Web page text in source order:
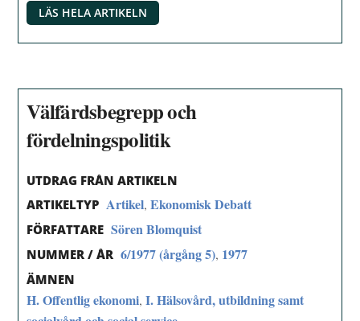
LÄS HELA ARTIKELN
Välfärdsbegrepp och
fördelningspolitik
UTDRAG FRÅN ARTIKELN
ARTIKELTYP Artikel,Ekonomisk Debatt
FÖRFATTARE Sören Blomquist
NUMMER / ÅR 6/1977 (årgång 5), 1977
ÄMNEN
H. Offentlig ekonomi,I. Hälsovård, utbildning samt